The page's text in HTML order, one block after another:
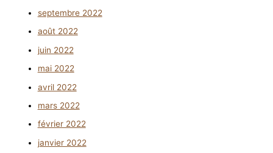
septembre 2022
août 2022
juin 2022
mai 2022
avril 2022
mars 2022
février 2022
janvier 2022